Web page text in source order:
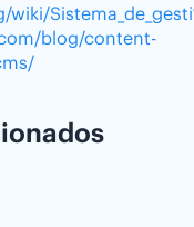
blog/content-